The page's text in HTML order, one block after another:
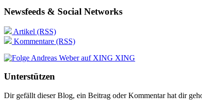
Newsfeeds & Social Networks
Artikel (RSS)
Kommentare (RSS)
XING
Unterstützen
Dir gefällt dieser Blog, ein Beitrag oder Kommentar hat dir